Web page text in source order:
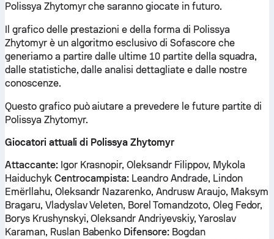
Polissya Zhytomyr che saranno giocate in futuro.
Il grafico delle prestazioni e della forma di Polissya
Zhytomyr è un algoritmo esclusivo di Sofascore che
generiamo a partire dalle ultime 10 partite della squadra,
dalle statistiche, dalle analisi dettagliate e dalle nostre
conoscenze.
Questo grafico può aiutare a prevedere le future partite di
Polissya Zhytomyr.
Giocatori attuali di Polissya Zhytomyr
Attaccante:Igor Krasnopir, Oleksandr Filippov, Mykola
Haiduchyk Centrocampista: Leandro Andrade, Lindon
Emërllahu, Oleksandr Nazarenko, Andrusw Araujo, Maksym
Bragaru, Vladyslav Veleten, Borel Tomandzoto, Oleg Fedor,
Borys Krushynskyi, Oleksandr Andriyevskiy, Yaroslav
Karaman, Ruslan Babenko Difensore: Bogdan